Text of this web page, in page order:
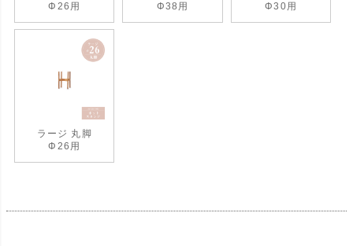
Φ26用
Φ38用
Φ30用
ラージ 丸脚
Φ26用